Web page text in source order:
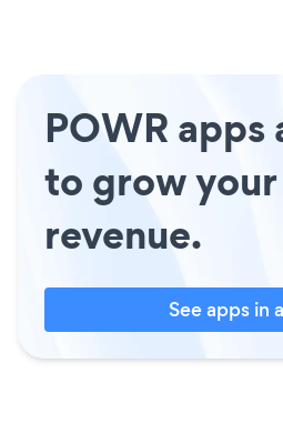
POWR apps
to grow
revenue.
See apps in